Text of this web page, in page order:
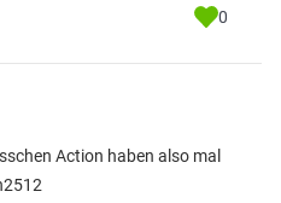
0
Action haben also mal